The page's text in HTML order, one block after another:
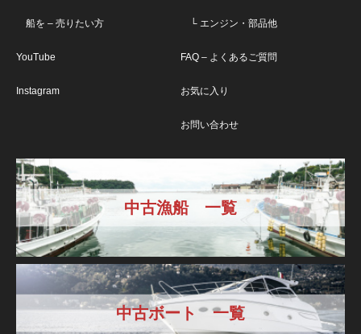
船を – 売りたい方
YouTube
Instagram
└ エンジン・部品他
FAQ – よくあるご質問
お気に入り
お問い合わせ
中古漁船 一覧
中古ボート 一覧